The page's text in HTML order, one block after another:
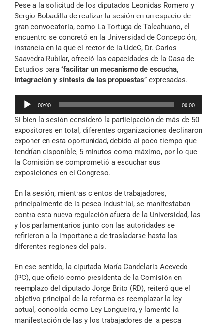
Pese a la solicitud de los diputados Leonidas Romero y
Sergio Bobadilla de realizar la sesión en un espacio de
gran convocatoria, como La Tortuga de Talcahuano, el
encuentro se concretó en la Universidad de Concepción,
instancia en la que el rector de la UdeC, Dr. Carlos
Saavedra Rubilar, ofreció las capacidades de la Casa de
Estudios para “facilitar un mecanismo de escucha,
integración y síntesis de las propuestas” expresadas.
Reproductor
audio
00:00 00:00
Si bien la sesión consideró la participación de más de 50
expositores en total, diferentes organizaciones declinaron
exponer en esta oportunidad, debido al poco tiempo que
tendrían disponible, 5 minutos como máximo, por lo que
la Comisión se comprometió a escuchar sus
exposiciones en el Congreso.
En la sesión, mientras cientos de trabajadores,
principalmente de la pesca industrial, se manifestaban
contra esta nueva regulación afuera de la Universidad, las
y los parlamentarios junto con las autoridades se
refirieron a la importancia de trasladarse hasta las
diferentes regiones del país.
En ese sentido, la diputada María Candelaria Acevedo
(PC), que ofició como presidenta de la Comisión en
reemplazo del diputado Jorge Brito (RD), reiteró que el
objetivo principal de la reforma es reemplazar la ley
actual, conocida como Ley Longueira, y lamentó la
manifestación de las y los trabajadores de la pesca